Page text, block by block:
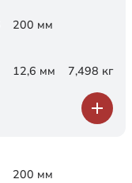
200 мм
12,6 мм 7,498 кг
200 мм